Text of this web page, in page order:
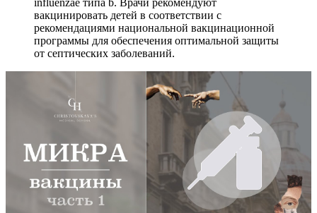
вакцинировать детей в соответствии с
рекомендациями национальной вакцинационной
программы для обеспечения оптимальной защиты
от септических заболеваний.